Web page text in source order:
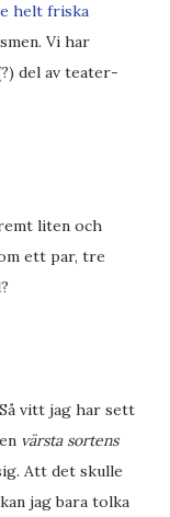
helt friska
Vi har
del av teater-
liten och
ett par, tre
vitt jag har sett
värsta sortens
Att det skulle
jag bara tolka